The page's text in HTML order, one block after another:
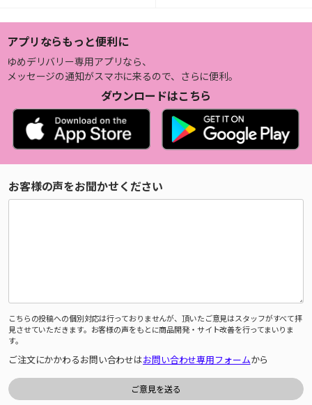
アプリならもっと便利に
ゆめデリバリー専用アプリなら、
メッセージの通知がスマホに来るので、さらに便利。
ダウンロードはこちら
お客様の声をお聞かせください
こちらの投稿への個別対応は行っておりませんが、頂いたご意見はスタッフがすべて拝
見させていただきます。お客様の声をもとに商品開発・サイト改善を行ってまいりま
す。
ご注文にかかわるお問い合わせはお問い合わせ専用フォームから